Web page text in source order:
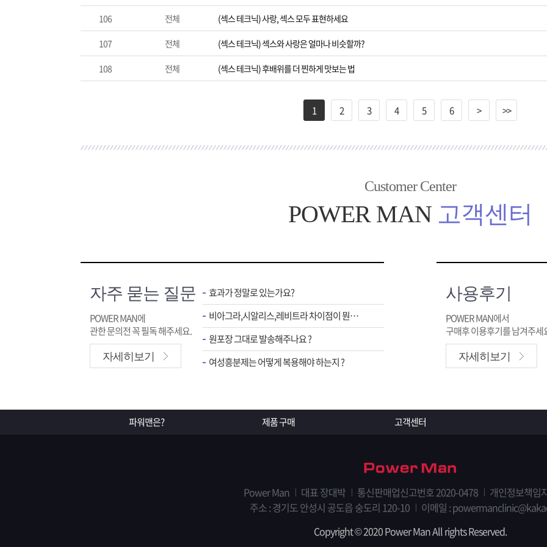
106 전체 (섹스 테크닉) 사랑, 섹스 모두 표현하세요
107 전체 (섹스 테크닉) 섹스와 사랑은 얼마나 비슷할까?
108 전체 (섹스 테크닉) 후배위를 더 찐하게 맛보는 법
1 2 3 4 5 6 > >>
Customer Center
POWER MAN 고객센터
자주 묻는 질문
POWER MAN에
관한 문의전 꼭 필독 해주세요.
자세히보기
효과가 정말로 있는가요?
비아그라,시알리스,레비트라 차이점이 뭔가요 ?
원포장 그대로 발송해주나요 ?
여성흥분제는 어떻게 복용해야 하는지 ?
사용후기
POWER MAN에서
구매후 이용후기를 남겨주세
자세히보기
파워맨은? 제품 구매 고객센터
Power Man 대표 장대박 통신판매업신고번호 2020-0478
개인정보책임
주소 : 경기도 안성시 공도읍 숭도리 120-10
이메일 :
Copyright © 2020 Power Man All rights Reserved.